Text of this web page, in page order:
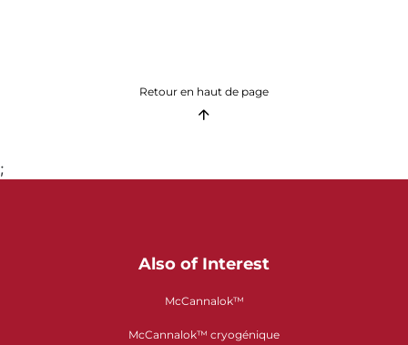
Retour en haut de page
;
Also of Interest
McCannalok™
McCannalok™ cryogénique